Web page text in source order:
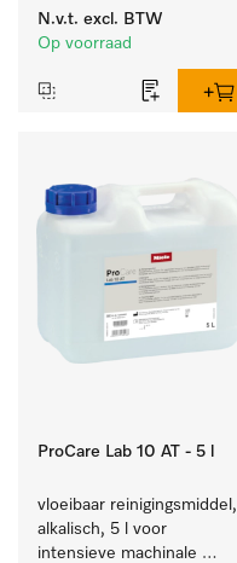
reiniging van
laboratoriumglaswerk en -
N.v.t. excl. BTW
Op voorraad
ProCare Lab 10 AT - 5 l
vloeibaar reinigingsmiddel,
alkalisch, 5 l voor
intensieve machinale